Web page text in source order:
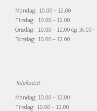
Mandag: 10.00 – 12.00
Tirsdag: 10.00 – 12.00
Onsdag: 10.00 – 12.00 og 16.00 –
Torsdag: 10.00 – 12.00
Telefontid
Mandag: 10.00 – 12.00
Tirsdag: 10.00 – 12.00